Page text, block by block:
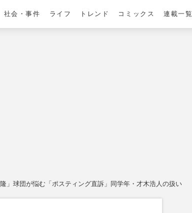
社会・事件 ライフ トレンド コミックス 連載一覧
」球団が悩む「ポスティング直訴」同学年・才木浩人の扱い